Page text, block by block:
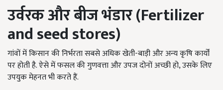
उर्वरक और बीज भंडार (Fertilizer
and seed stores)
गांवों में किसान की निर्भरता सबसे अधिक खेती-बाड़ी और अन्य कृषि कार्यों
पर होती है. ऐसे में फसल की गुणवत्ता और उपज दोनों अच्छी हो, उसके लिए
उपयुक मेहनत भी करते हैं.